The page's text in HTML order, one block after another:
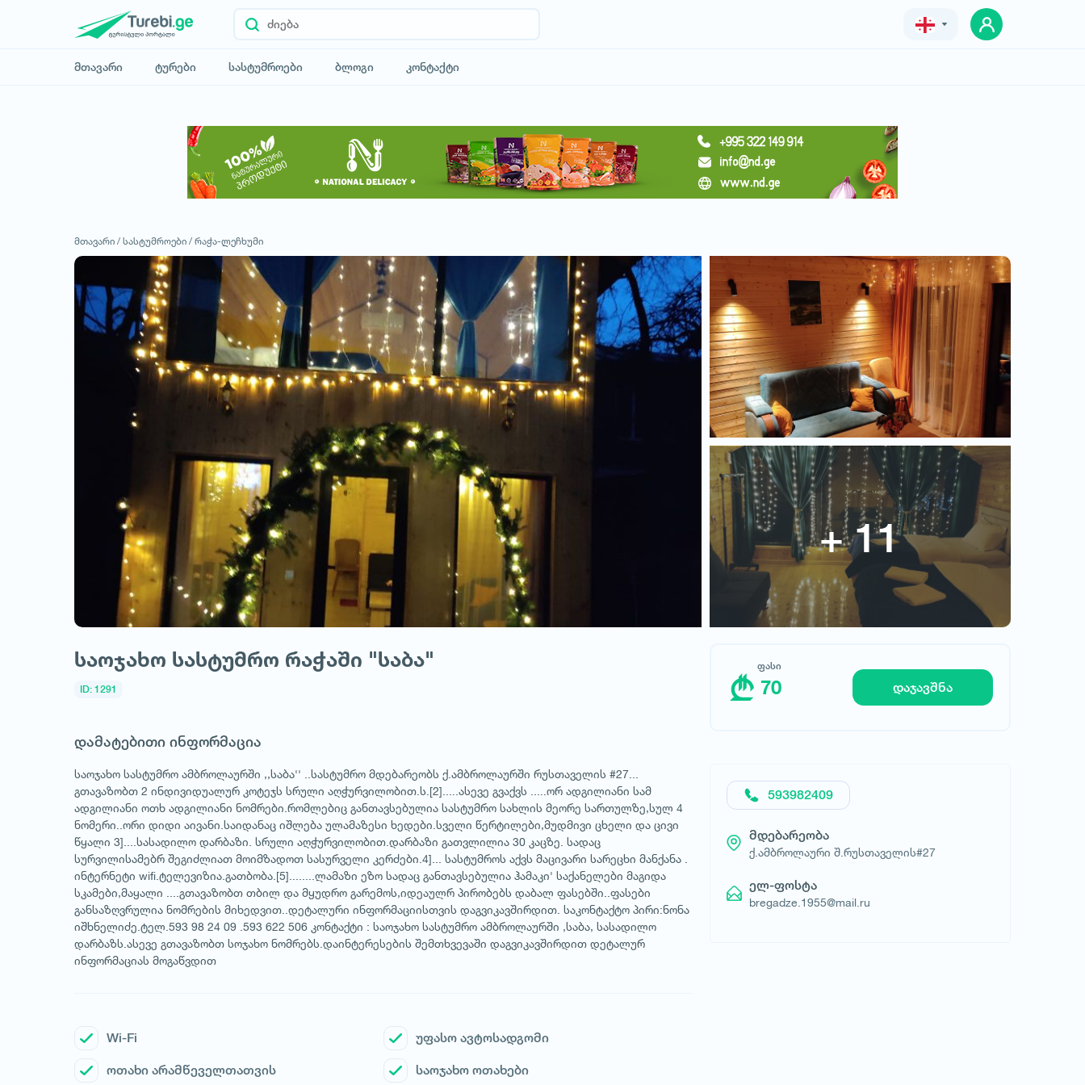
მთავარი ტურები სასტუმროები ბლოგი კონტაქტი
მოითხოვე სასტუმრო
საოჯახო სასტუმრო რაჭაში
"საბა"
ფასი
70
მთავარი / სასტუმროები / რაჭა-ლეჩხუმი
საოჯახო სასტუმრო რაჭაში "საბა"
ID: 1291
დამატებითი ინფორმაცია
საოჯახო სასტუმრო ამბროლაურში ,,საბა'' ..სასტუმრო მდებარეობს ქ.ამბროლაურში რუსთაველის #27...
გთავაზობთ 2 ინდივიდუალურ კოტეჯს სრული აღჭურვილობით.ს.[2].....ასევე გვაქვს .....ორ ადგილიანი სამ
ადგილიანი ოთხ ადგილიანი ნომრები.რომლებიც განთავსებულია სასტუმრო სახლის მეორე სართულზე,სულ 4
ნომერი..ორი დიდი აივანი.საიდანაც იშლება ულამაზესი ხედები.სველი წერტილები,მუდმივი ცხელი და ცივი
წყალი 3]....სასადილო დარბაზი. სრული აღჭურვილობით.დარბაზი გათვლილია 30 კაცზე. სადაც
სურვილისამებრ შეგიძლიათ მოიმზადოთ სასურველი კერძები.4]... სასტუმროს აქვს მაცივარი სარეცხი მანქანა .
ინტერნეტი wifi.ტელევიზია.გათბობა.[5]........ლამაზი ეზო სადაც განთავსებულია ჰამაკი' საქანელები მაგიდა
სკამები,მაყალი ....გთავაზობთ თბილ და მყუდრო გარემოს,იდეაულრ პირობებს დაბალ ფასებში..ფასები
განსაზღვრულია ნომრების მიხედვით..დეტალური ინფორმაციისთვის დაგვიკავშირდით. საკონტაქტო პირი:ნონა
იშხნელიძე.ტელ.593 98 24 09 .593 622 506 კონტაქტი : საოჯახო სასტუმრო ამბროლაურში ,საბა, სასადილო
დარბაზს.ასევე გთავაზობთ სოჯახო ნომრებს.დაინტერესების შემთხვევაში დაგვიკავშირდით დეტალურ
ინფორმაციას მოგაწვდით
Wi-Fi უფასო ავტოსადგომი
ოთახი არამწეველთათვის საოჯახო ოთახები
ფასი
70 დაჯავშნა
593982409
მდებარეობა
ქ.ამბროლაური შ.რუსთაველის#27
ელ-ფოსტა
bregadze.1955@mail.ru